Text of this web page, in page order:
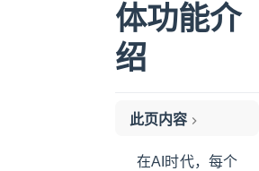
体功能介
绍
此页内容
在AI时代，每个